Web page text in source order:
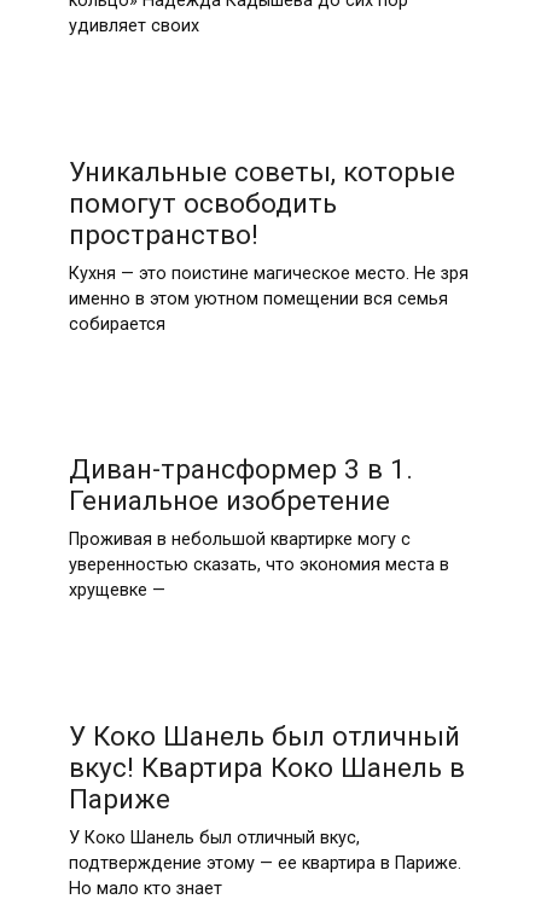
удивляет своих
Уникальные советы, которые
помогут освободить
пространство!
Кухня — это поистине магическое место. Не зря
именно в этом уютном помещении вся семья
собирается
Диван-трансформер 3 в 1.
Гениальное изобретение
Проживая в небольшой квартирке могу с
уверенностью сказать, что экономия места в
хрущевке —
У Коко Шанель был отличный
вкус! Квартира Коко Шанель в
Париже
У Коко Шанель был отличный вкус,
подтверждение этому — ее квартира в Париже.
Но мало кто знает